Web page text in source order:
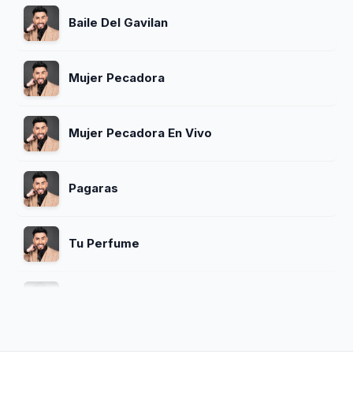
Baile Del Gavilan
Mujer Pecadora
Mujer Pecadora En Vivo
Pagaras
Tu Perfume
Y Que Paso